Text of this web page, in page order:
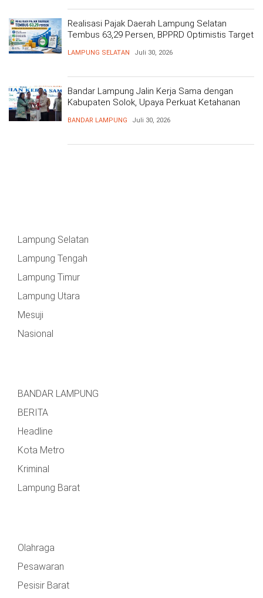
Realisasi Pajak Daerah Lampung Selatan
Tembus 63,29 Persen, BPPRD Optimistis Target
LAMPUNG SELATAN Juli 30, 2026
Bandar Lampung Jalin Kerja Sama dengan
Kabupaten Solok, Upaya Perkuat Ketahanan
BANDAR LAMPUNG Juli 30, 2026
Lampung Selatan
Lampung Tengah
Lampung Timur
Lampung Utara
Mesuji
Nasional
BANDAR LAMPUNG
BERITA
Headline
Kota Metro
Kriminal
Lampung Barat
Olahraga
Pesawaran
Pesisir Barat